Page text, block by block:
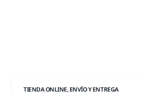
TIENDA ONLINE, ENVÍO Y ENTREGA